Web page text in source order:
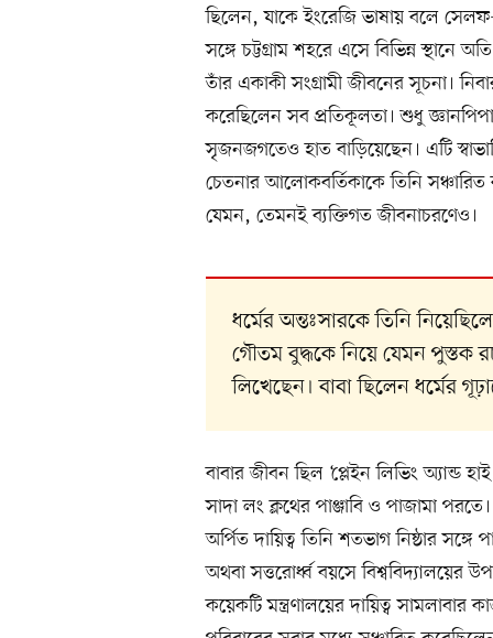
ছিলেন, যাকে ইংরেজি ভাষায় বলে
সঙ্গে চট্টগ্রাম শহরে এসে বিভিন্ন স্থানে
তাঁর একাকী সংগ্রামী জীবনের সূচনা।
করেছিলেন সব প্রতিকূলতা। শুধু
সৃজনজগতেও হাত বাড়িয়েছেন। এটি
চেতনার আলোকবর্তিকাকে তিনি
যেমন, তেমনই ব্যক্তিগত জীবনাচরণেও।
ধর্মের অন্তঃসারকে তিনি
গৌতম বুদ্ধকে নিয়ে যেমন পুস্তক
লিখেছেন। বাবা ছিলেন ধর্মের
বাবার জীবন ছিল ‘প্লেইন লিভিং অ্যান্ড
সাদা লং ক্লথের পাঞ্জাবি ও পাজামা
অর্পিত দায়িত্ব তিনি শতভাগ নিষ্ঠার
অথবা সত্তরোর্ধ্ব বয়সে বিশ্ববিদ্যালয়ের
কয়েকটি মন্ত্রণালয়ের দায়িত্ব